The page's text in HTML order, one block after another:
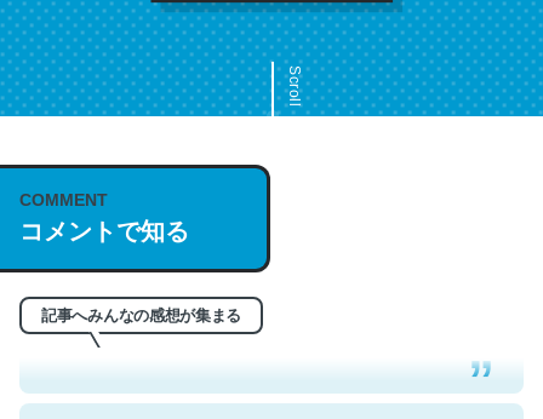
Scroll
COMMENT
コメントで知る
記事へみんなの感想が集まる
これは名文。彼はとてもクレバーなんだろうなと凄く思
う。英語少しでも読める人は原文もお勧め。自分はこの流
れ好き。Let’s Fucking Go. Then Covid hit. Shit.
─今のこの状況が信じられるかい？ by ラーズ・ヌートバー